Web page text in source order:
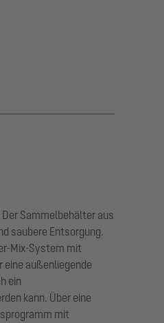
Sammelbehälter aus
saubere Entsorgung.
Mix-System mit
eine außenliegende
ein
kann. Über eine
mit